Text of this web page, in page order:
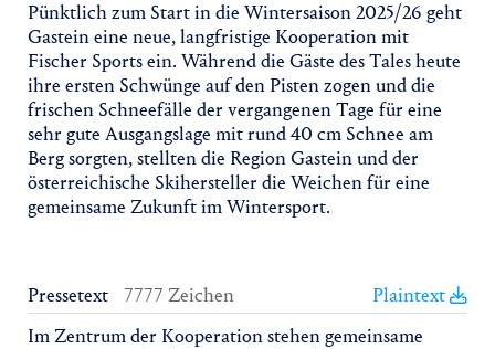
Pünktlich zum Start in die Wintersaison 2025/26 geht
Gastein eine neue, langfristige Kooperation mit
Fischer Sports ein. Während die Gäste des Tales heute
ihre ersten Schwünge auf den Pisten zogen und die
frischen Schneefälle der vergangenen Tage für eine
sehr gute Ausgangslage mit rund 40 cm Schnee am
Berg sorgten, stellten die Region Gastein und der
österreichische Skihersteller die Weichen für eine
gemeinsame Zukunft im Wintersport.
Pressetext 7777 Zeichen
Plaintext
Im Zentrum der Kooperation stehen gemeinsame